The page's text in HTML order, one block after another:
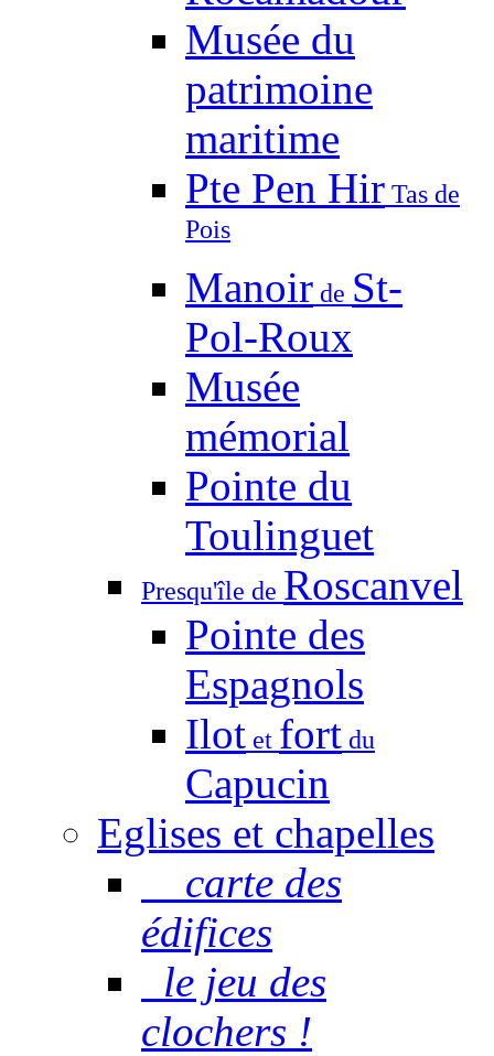
Musée du
patrimoine
maritime
Pte Pen Hir Tas de
Pois
Manoir de St-
Pol-Roux
Musée
mémorial
Pointe du
Toulinguet
Presqu'île de Roscanvel
Pointe des
Espagnols
Ilot et fort du
Capucin
Eglises et chapelles
carte des
édifices
le jeu des
clochers !